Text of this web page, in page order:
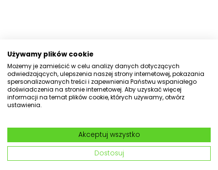
Używamy plików cookie
Możemy je zamieścić w celu analizy danych dotyczących
odwiedzających, ulepszenia naszej strony internetowej, pokazania
spersonalizowanych treści i zapewnienia Państwu wspaniałego
doświadczenia na stronie internetowej. Aby uzyskać więcej
informacji na temat plików cookie, których używamy, otwórz
ustawienia.
Akceptuj wszystko
Dostosuj